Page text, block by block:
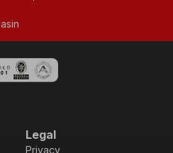
Legal
Privacy